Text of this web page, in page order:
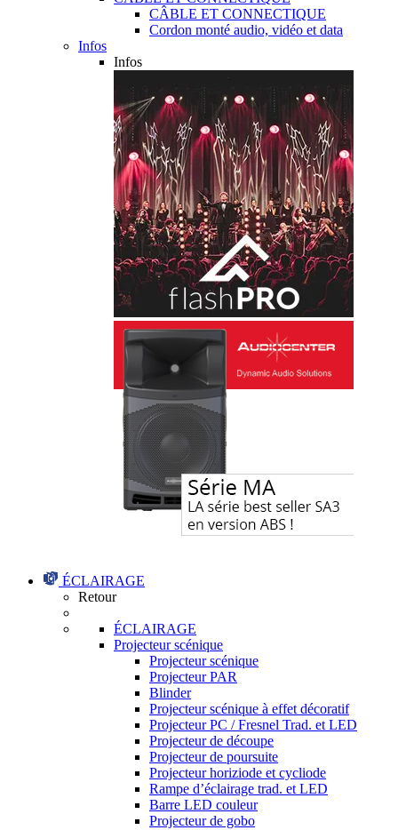
CÂBLE ET CONNECTIQUE
Cordon monté audio, vidéo et data
Infos
Infos
ÉCLAIRAGE
Retour
ÉCLAIRAGE
Projecteur scénique
Projecteur scénique
Projecteur PAR
Blinder
Projecteur scénique à effet décoratif
Projecteur PC / Fresnel Trad. et LED
Projecteur de découpe
Projecteur de poursuite
Projecteur horiziode et cycliode
Rampe d’éclairage trad. et LED
Barre LED couleur
Projecteur de gobo